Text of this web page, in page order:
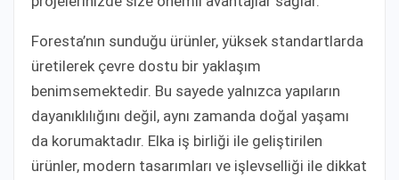
Foresta’nın sunduğu ürünler, yüksek standartlarda
üretilerek çevre dostu bir yaklaşım
benimsemektedir. Bu sayede yalnızca yapıların
dayanıklılığını değil, aynı zamanda doğal yaşamı
da korumaktadır. Elka iş birliği ile geliştirilen
ürünler, modern tasarımları ve işlevselliği ile dikkat